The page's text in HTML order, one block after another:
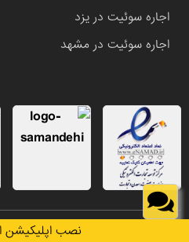
نصب اپلیکیشن
اجاره سوئیت در یزد
اجاره سوئیت در مشهد
تمامی حقوق این وب سایت متعلق به